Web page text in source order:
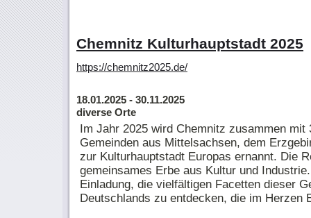
Chemnitz Kulturhauptstadt 2025
https://chemnitz2025.de/
18.01.2025 - 30.11.2025
diverse Orte
Im Jahr 2025 wird Chemnitz zusammen mit
Gemeinden aus Mittelsachsen, dem
zur Kulturhauptstadt Europas ernannt. Die
gemeinsames Erbe aus Kultur und
Einladung, die vielfältigen Facetten dieser
Deutschlands zu entdecken, die im Herzen